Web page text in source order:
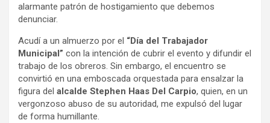
alarmante patrón de hostigamiento que debemos
denunciar.
Acudí a un almuerzo por el “Día del Trabajador
Municipal” con la intención de cubrir el evento y difundir el
trabajo de los obreros. Sin embargo, el encuentro se
convirtió en una emboscada orquestada para ensalzar la
figura del alcalde Stephen Haas Del Carpio, quien, en un
vergonzoso abuso de su autoridad, me expulsó del lugar
de forma humillante.